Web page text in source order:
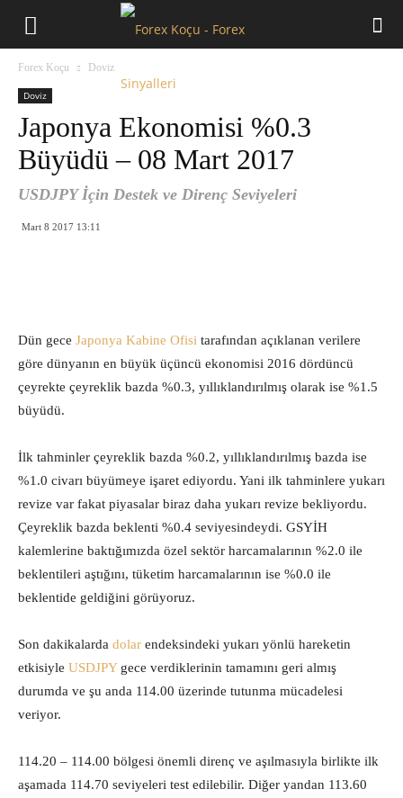
Forex Koçu Doviz
Doviz
Japonya Ekonomisi %0.3
Büyüdü – 08 Mart 2017
USDJPY İçin Destek ve Direnç Seviyeleri
Mart 8 2017 13:11
Dün gece Japonya Kabine Ofisi tarafından açıklanan verilere
göre dünyanın en büyük üçüncü ekonomisi 2016 dördüncü
çeyrekte çeyreklik bazda %0.3, yıllıklandırılmış olarak ise %1.5
büyüdü.
İlk tahminler çeyreklik bazda %0.2, yıllıklandırılmış bazda ise
%1.0 civarı büyümeye işaret ediyordu. Yani ilk tahminlere yukarı
revize var fakat piyasalar biraz daha yukarı revize bekliyordu.
Çeyreklik bazda beklenti %0.4 seviyesindeydi. GSYİH
kalemlerine baktığımızda özel sektör harcamalarının %2.0 ile
beklentileri aştığını, tüketim harcamalarının ise %0.0 ile
beklentide geldiğini görüyoruz.
Son dakikalarda dolar endeksindeki yukarı yönlü hareketin
etkisiyle USDJPY gece verdiklerinin tamamını geri almış
durumda ve şu anda 114.00 üzerinde tutunma mücadelesi
veriyor.
114.20 – 114.00 bölgesi önemli direnç ve aşılmasıyla birlikte ilk
aşamada 114.70 seviyeleri test edilebilir. Diğer yandan 113.60